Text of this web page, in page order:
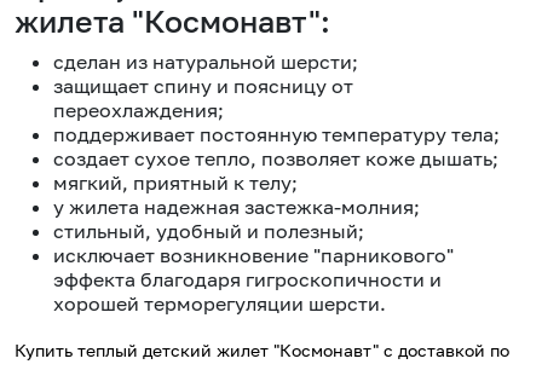
жилета "Космонавт":
сделан из натуральной шерсти;
защищает спину и поясницу от
переохлаждения;
поддерживает постоянную температуру тела;
создает сухое тепло, позволяет коже дышать;
мягкий, приятный к телу;
у жилета надежная застежка-молния;
стильный, удобный и полезный;
исключает возникновение "парникового"
эффекта благодаря гигроскопичности и
хорошей терморегуляции шерсти.
Купить теплый детский жилет "Космонавт" с доставкой по